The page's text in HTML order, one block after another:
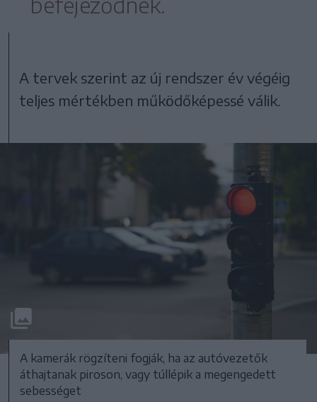
A tervek szerint az új rendszer év végéig
teljes mértékben működőképessé válik.
A kamerák rögzíteni fogják, ha az autóvezetők
áthajtanak piroson, vagy túllépik a megengedett
sebességet